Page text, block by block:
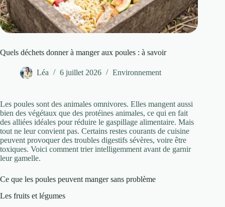
Quels déchets donner à manger aux poules : à savoir
Léa 6 juillet 2026 Environnement
Les poules sont des animales omnivores. Elles mangent aussi
bien des végétaux que des protéines animales, ce qui en fait
des alliées idéales pour réduire le gaspillage alimentaire. Mais
tout ne leur convient pas. Certains restes courants de cuisine
peuvent provoquer des troubles digestifs sévères, voire être
toxiques. Voici comment trier intelligemment avant de garnir
leur gamelle.
Ce que les poules peuvent manger sans problème
Les fruits et légumes